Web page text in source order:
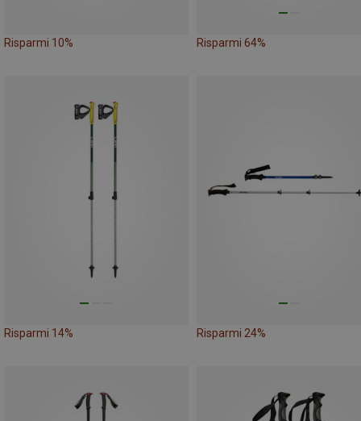
Risparmi 10% Risparmi 64%
Risparmi 14% Risparmi 24%